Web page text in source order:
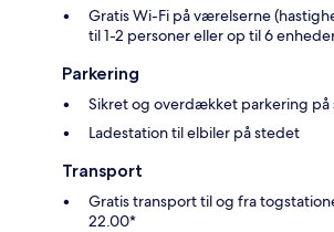
Gratis Wi-Fi på værelserne
til 1-2 personer eller op til 6
Parkering
Sikret og overdækket parkering på
Ladestation til elbiler på stedet
Transport
Gratis transport til og fra
22.00*